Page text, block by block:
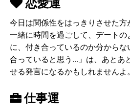
今日は関係性をはっきりさせた
一緒に時間を過ごして、デート
に、付き合っているのか分からな
合っていると思う...」は、あとあ
せる発言になるかもしれませんよ。
仕事運